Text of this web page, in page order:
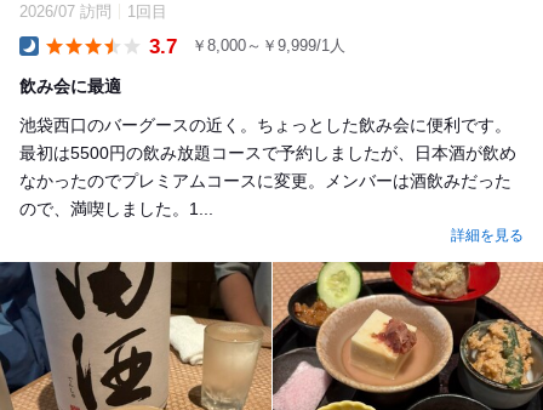
2026/07 訪問 1回目
3.7 ￥8,000～￥9,999/1人
飲み会に最適
池袋西口のバーグースの近く。ちょっとした飲み会に便利です。
最初は5500円の飲み放題コースで予約しましたが、日本酒が飲め
なかったのでプレミアムコースに変更。メンバーは酒飲みだった
ので、満喫しました。1...
詳細を見る